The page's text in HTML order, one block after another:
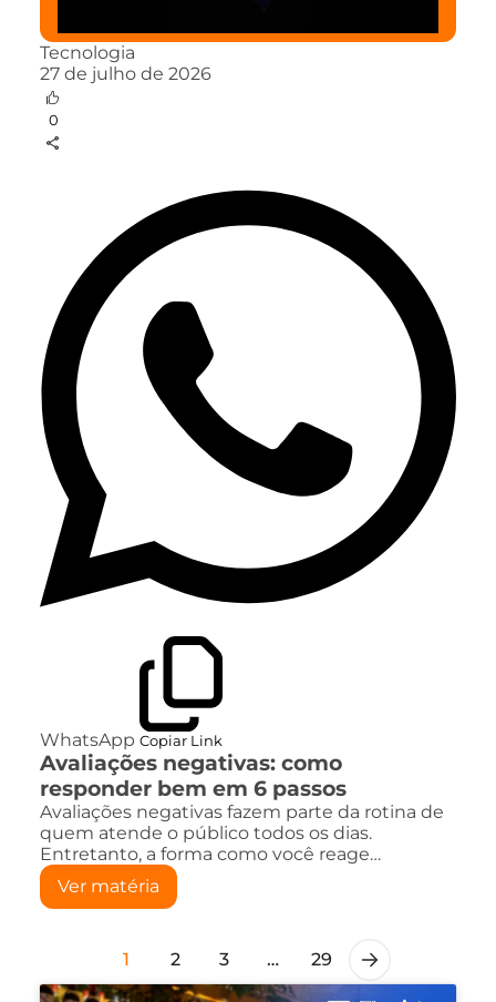
Tecnologia
27 de julho de 2026
0
WhatsApp Copiar Link
Avaliações negativas: como
responder bem em 6 passos
Avaliações negativas fazem parte da rotina de
quem atende o público todos os dias.
Entretanto, a forma como você reage…
Ver matéria
1 2 3 … 29